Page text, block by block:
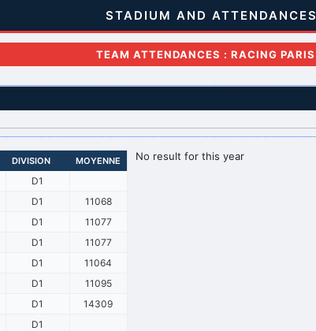
STADIUM AND ATTENDANCES
TEAM ATTENDANCES : RACING PARIS
DIVISION MOYENNE
D1
D1
11068
D1
11077
D1
11077
D1
11064
D1
11095
D1
14309
D1
No result for this year